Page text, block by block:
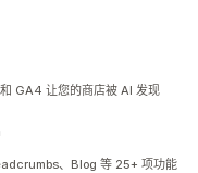
GA4 让您的商店被 AI 发现
、Blog 等 25+ 项功能